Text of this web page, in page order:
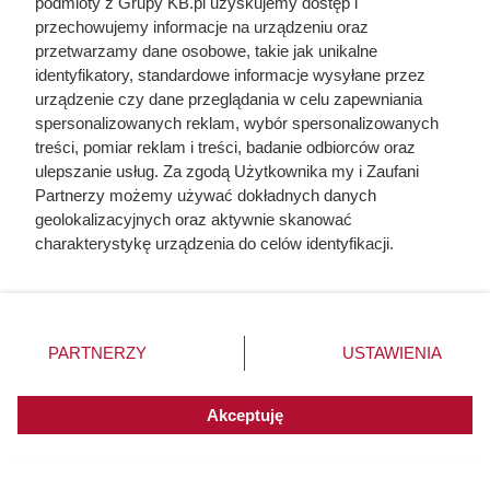
razem wzięci. Mimo to czczą go
jako bohatera
Ten gatunek drewna daje
przechowujemy informacje na urządzeniu oraz
przetwarzamy dane osobowe, takie jak unikalne
identyfikatory, standardowe informacje wysyłane przez
urządzenie czy dane przeglądania w celu zapewniania
spersonalizowanych reklam, wybór spersonalizowanych
treści, pomiar reklam i treści, badanie odbiorców oraz
ulepszanie usług. Za zgodą Użytkownika my i Zaufani
Partnerzy możemy używać dokładnych danych
geolokalizacyjnych oraz aktywnie skanować
charakterystykę urządzenia do celów identyfikacji.
zmienić/wycofać klikając przycisk ustawień prywatności
znajdujący się w lewym dolnym rogu strony. Niektóre
użytkownika, ale masz prawo sprzeciwić się takiemu
przetwarzaniu. Preferencje będą miały zastosowania do
PARTNERZY USTAWIENIA
Akceptuję